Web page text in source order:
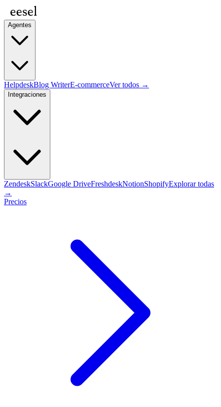
Agentes
HelpdeskBlog WriterE-commerceVer todos →
Integraciones
ZendeskSlackGoogle DriveFreshdeskNotionShopifyExplorar todas
→
Precios